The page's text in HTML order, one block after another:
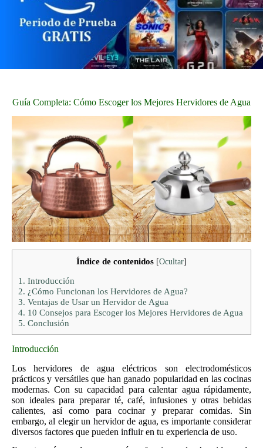
Guía Completa: Cómo Escoger los Mejores Hervidores de Agua
Índice de contenidos [Ocultar]
1. Introducción
2. ¿Cómo Funcionan los Hervidores de Agua?
3. Ventajas de Usar un Hervidor de Agua
4. 10 Consejos para Escoger los Mejores Hervidores de Agua
5. Conclusión
Introducción
Los hervidores de agua eléctricos son electrodomésticos
prácticos y versátiles que han ganado popularidad en las cocinas
modernas. Con su capacidad para calentar agua rápidamente,
son ideales para preparar té, café, infusiones y otras bebidas
calientes, así como para cocinar y preparar comidas. Sin
embargo, al elegir un hervidor de agua, es importante considerar
diversos factores que pueden influir en tu experiencia de uso.